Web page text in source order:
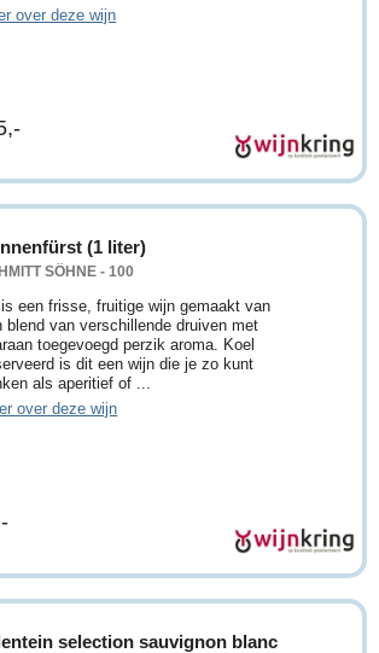
over deze wijn
(1 liter)
SÖHNE - 100
is een frisse, fruitige wijn gemaakt van
blend van verschillende druiven met
toegevoegd perzik aroma. Koel
is dit een wijn die je zo kunt
als aperitief of ...
over deze wijn
selection sauvignon blanc